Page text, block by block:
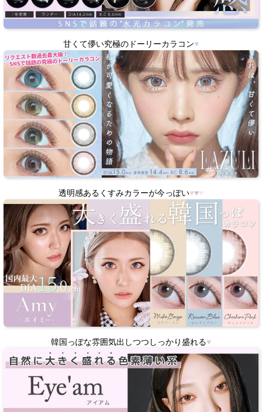
甘くて儚い究極のドーリーカラコン♥
透明感あるくすみカラーが今っぽい♥♥♥
韓国っぽな雰囲気出しつつしっかり盛れる♥